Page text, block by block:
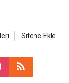
Sitene Ekle